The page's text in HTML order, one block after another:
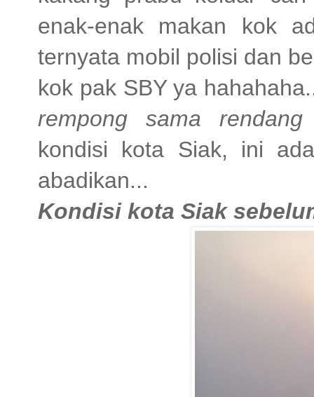
enak-enak makan kok
ternyata mobil polisi dan
kok pak SBY ya
rempong sama rendang
kondisi kota Siak, ini
abadikan...
Kondisi kota Siak